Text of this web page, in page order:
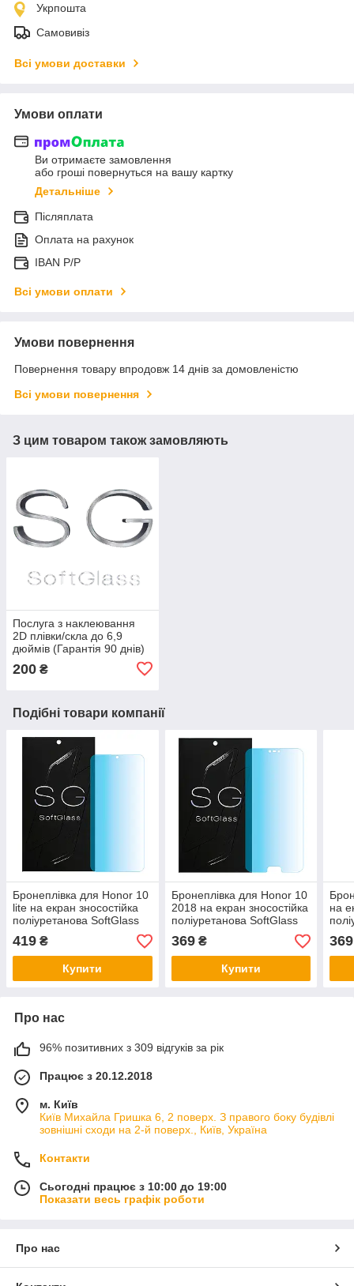
Укрпошта
Самовивіз
Всі умови доставки
Умови оплати
Ви отримаєте замовлення
або гроші повернуться на вашу картку
Детальніше
Післяплата
Оплата на рахунок
IBAN P/P
Всі умови оплати
Умови повернення
Повернення товару впродовж 14 днів за домовленістю
Всі умови повернення
З цим товаром також замовляють
Послуга з наклеювання
2D плівки/скла до 6,9
дюймів (Гарантія 90 днів)
200 ₴
Подібні товари компанії
Бронеплівка для Honor 10
lite на екран зносостійка
поліуретанова SoftGlass
419 ₴
Купити
Бронеплівка для Honor 10
2018 на екран зносостійка
поліуретанова SoftGlass
369₴
Купити
на
369
Про нас
96% позитивних з 309 відгуків за рік
Працює з 20.12.2018
м. Київ
Київ Михайла Гришка 6, 2 поверх. З правого боку будівлі
зовнішні сходи на 2-й поверх., Київ, Україна
Контакти
Сьогодні працює з 10:00 до 19:00
Показати весь графік роботи
Про нас